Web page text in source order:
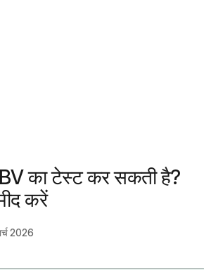
का टेस्ट कर सकती है?
करें
2026